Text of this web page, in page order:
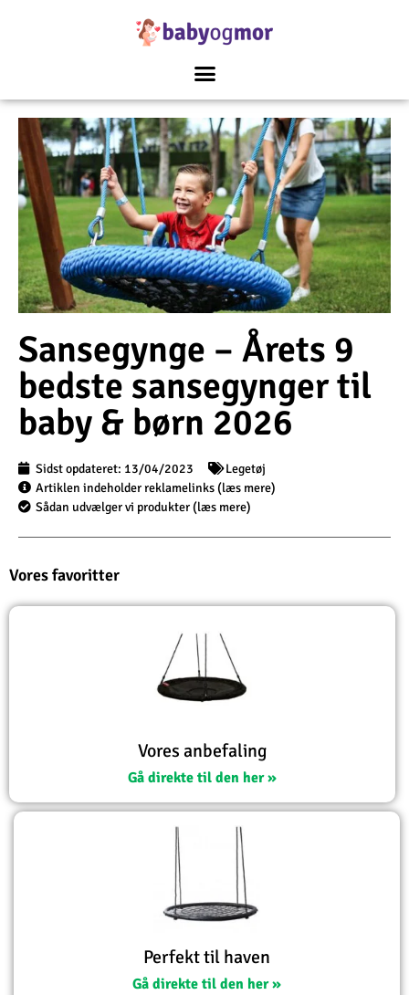
Sansegynge – Årets 9
bedste sansegynger til
baby & børn 2026
Sidst opdateret: 13/04/2023
Legetøj
Artiklen indeholder reklamelinks (læs mere)
Sådan udvælger vi produkter (læs mere)
Vores favoritter
Vores anbefaling
Gå direkte til den her »
Perfekt til haven
Gå direkte til den her »